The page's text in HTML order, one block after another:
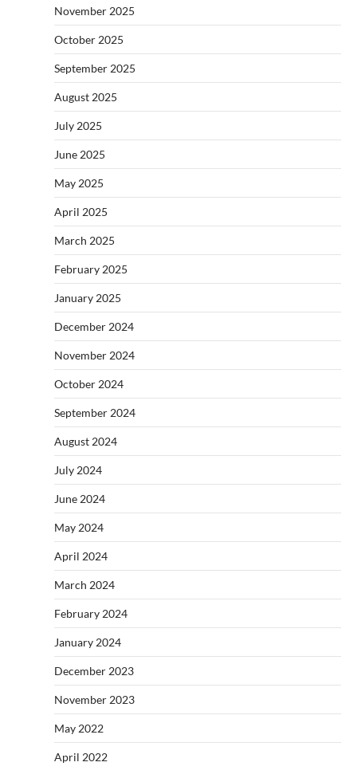
November 2025
October 2025
September 2025
August 2025
July 2025
June 2025
May 2025
April 2025
March 2025
February 2025
January 2025
December 2024
November 2024
October 2024
September 2024
August 2024
July 2024
June 2024
May 2024
April 2024
March 2024
February 2024
January 2024
December 2023
November 2023
May 2022
April 2022